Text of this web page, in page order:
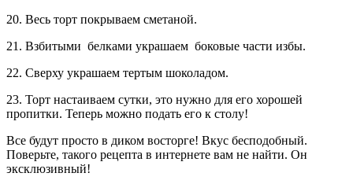
20. Весь торт покрываем сметаной.
21. Взбитыми белками украшаем боковые части избы.
22. Сверху украшаем тертым шоколадом.
23. Торт настаиваем сутки, это нужно для его хорошей
пропитки. Теперь можно подать его к столу!
Все будут просто в диком восторге! Вкус бесподобный.
Поверьте, такого рецепта в интернете вам не найти. Он
эксклюзивный!